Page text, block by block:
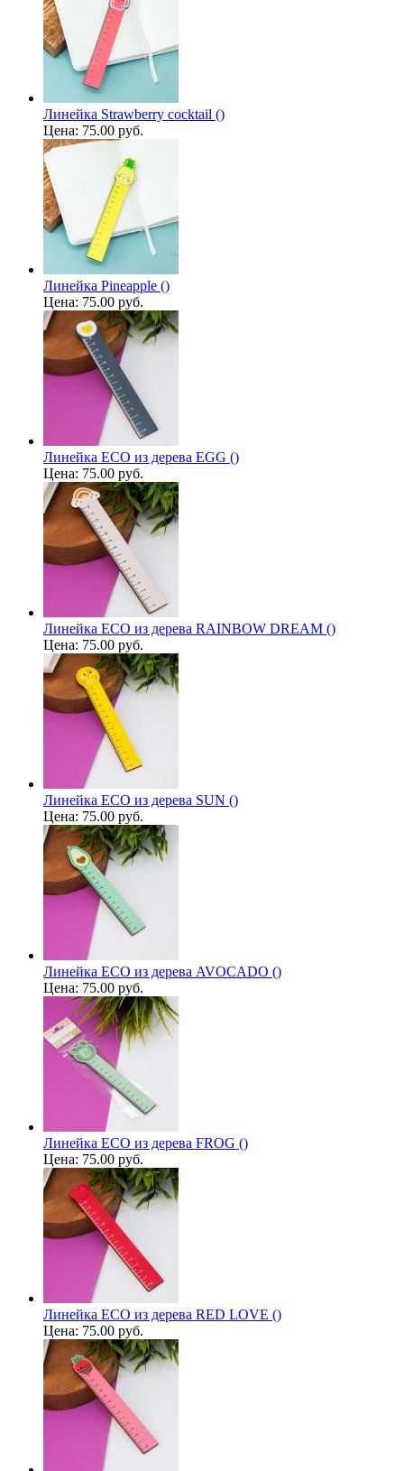
Линейка Strawberry cocktail ()
Цена: 75.00 руб.
Линейка Pineapple ()
Цена: 75.00 руб.
Линейка ECO из дерева EGG ()
Цена: 75.00 руб.
Линейка ECO из дерева RAINBOW DREAM ()
Цена: 75.00 руб.
Линейка ECO из дерева SUN ()
Цена: 75.00 руб.
Линейка ECO из дерева AVOCADO ()
Цена: 75.00 руб.
Линейка ECO из дерева FROG ()
Цена: 75.00 руб.
Линейка ECO из дерева RED LOVE ()
Цена: 75.00 руб.